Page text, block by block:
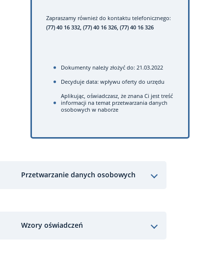
Zapraszamy również do kontaktu telefonicznego:
(77) 40 16 332, (77) 40 16 326, (77) 40 16 326
Dokumenty należy złożyć do: 21.03.2022
Decyduje data: wpływu oferty do urzędu
Aplikując, oświadczasz, że znana Ci jest treść
informacji na temat przetwarzania danych
osobowych w naborze
Przetwarzanie danych osobowych
Wzory oświadczeń